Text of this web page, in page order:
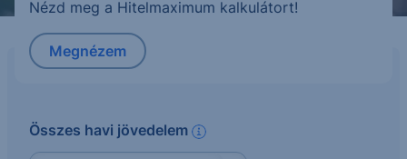
Nézd meg a Hitelmaximum kalkulátort!
Megnézem
Összes havi jövedelem